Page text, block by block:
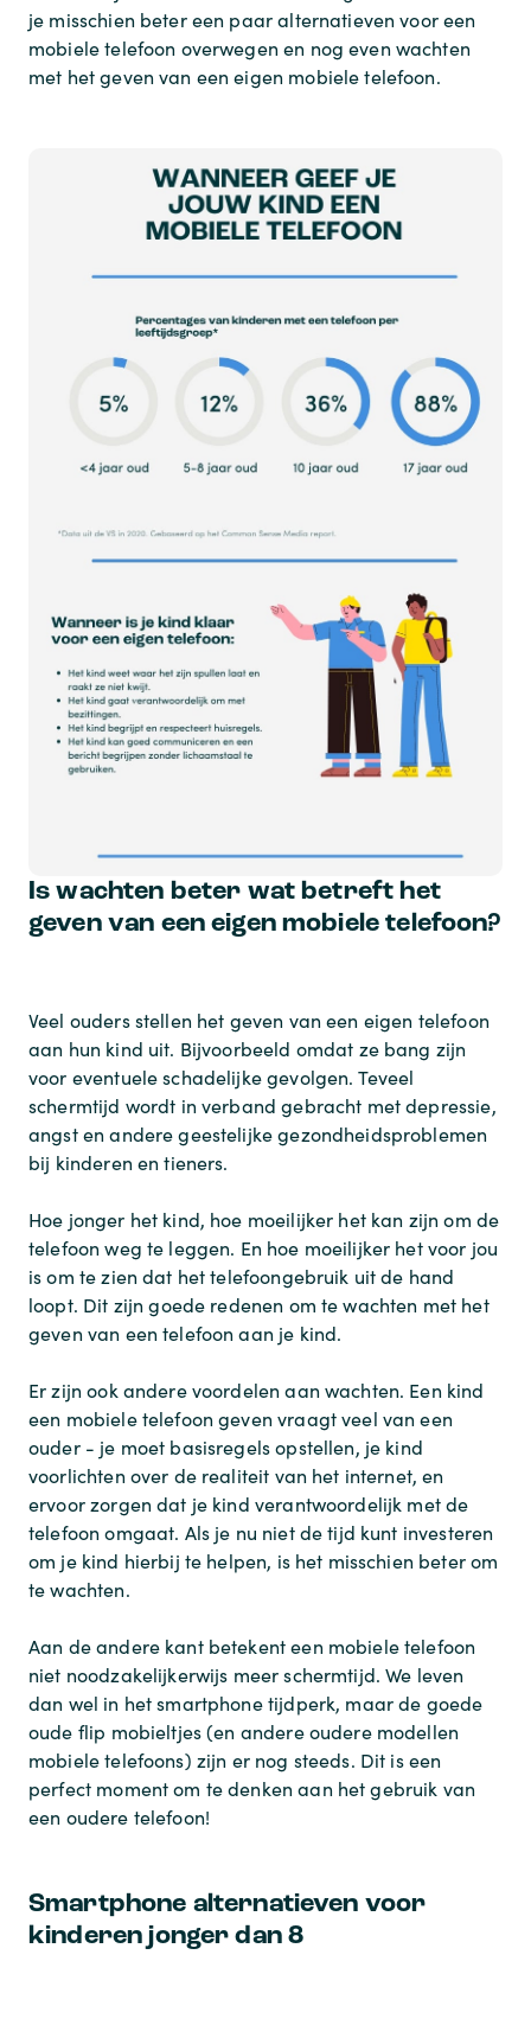
je misschien beter een paar alternatieven voor een
mobiele telefoon overwegen en nog even wachten
met het geven van een eigen mobiele telefoon.
Is wachten beter wat betreft het
geven van een eigen mobiele telefoon?
Veel ouders stellen het geven van een eigen telefoon
aan hun kind uit. Bijvoorbeeld omdat ze bang zijn
voor eventuele schadelijke gevolgen. Teveel
schermtijd wordt in verband gebracht met depressie,
angst en andere geestelijke gezondheidsproblemen
bij kinderen en tieners.
Hoe jonger het kind, hoe moeilijker het kan zijn om de
telefoon weg te leggen. En hoe moeilijker het voor jou
is om te zien dat het telefoongebruik uit de hand
loopt. Dit zijn goede redenen om te wachten met het
geven van een telefoon aan je kind.
Er zijn ook andere voordelen aan wachten. Een kind
een mobiele telefoon geven vraagt veel van een
ouder - je moet basisregels opstellen, je kind
voorlichten over de realiteit van het internet, en
ervoor zorgen dat je kind verantwoordelijk met de
telefoon omgaat. Als je nu niet de tijd kunt investeren
om je kind hierbij te helpen, is het misschien beter om
te wachten.
Aan de andere kant betekent een mobiele telefoon
niet noodzakelijkerwijs meer schermtijd. We leven
dan wel in het smartphone tijdperk, maar de goede
oude flip mobieltjes (en andere oudere modellen
mobiele telefoons) zijn er nog steeds. Dit is een
perfect moment om te denken aan het gebruik van
een oudere telefoon!
Smartphone alternatieven voor
kinderen jonger dan 8